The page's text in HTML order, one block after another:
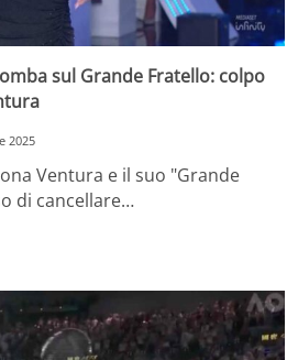
sul Grande Fratello: colpo
2025
Ventura e il suo "Grande
di cancellare…